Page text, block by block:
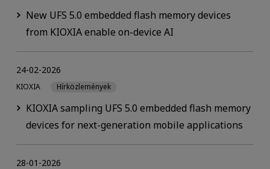
New UFS 5.0 embedded flash memory devices
from KIOXIA enable on-device AI
KIOXIA sampling UFS 5.0 embedded flash memory
devices for next-generation mobile applications
24-02-2026
KIOXIA Hírközlemények
28-01-2026